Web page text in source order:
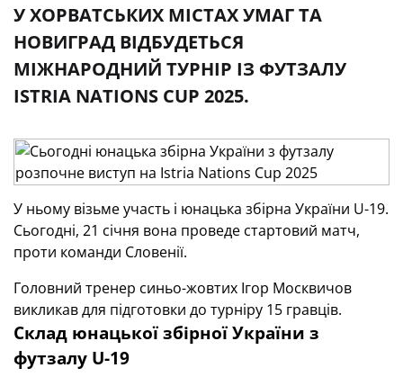
У ХОРВАТСЬКИХ МІСТАХ УМАГ ТА
НОВИГРАД ВІДБУДЕТЬСЯ
МІЖНАРОДНИЙ ТУРНІР ІЗ ФУТЗАЛУ
ISTRIA NATIONS CUP 2025.
У ньому візьме участь і юнацька збірна України U-19.
Сьогодні, 21 січня вона проведе стартовий матч,
проти команди Словенії.
Головний тренер синьо-жовтих Ігор Москвичов
викликав для підготовки до турніру 15 гравців.
Склад юнацької збірної України з
футзалу U-19